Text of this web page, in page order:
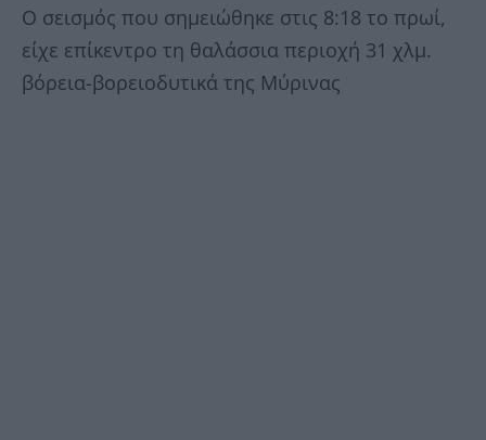
Ο σεισμός που σημειώθηκε στις 8:18 το πρωί,
είχε επίκεντρο τη θαλάσσια περιοχή 31 χλμ.
βόρεια-βορειοδυτικά της Μύρινας